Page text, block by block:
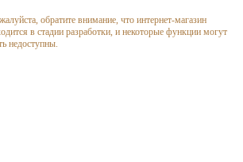
обратите внимание, что интернет-магазин
в стадии разработки, и некоторые функции могут
недоступны.